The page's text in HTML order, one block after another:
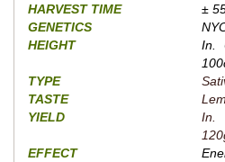
HARVEST TIME
±
GENETICS
HEIGHT
In.
TYPE
TASTE
YIELD
In.
EFFECT